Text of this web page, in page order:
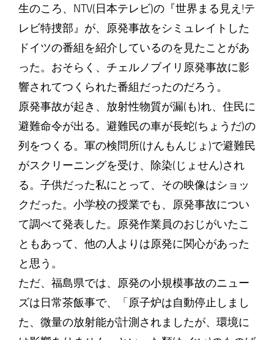
生のころ、NTV(日本テレビ)の『世界まる見え!テ
レビ特捜部』が、原発事故をシミュレイトした
ドイツの番組を紹介しているのを見たことがあ
った。おそらく、チェルノブイリ原発事故に影
響されてつくられた番組だったのだろう。
原発事故が起き、放射性物質が漏(も)れ、住民に
避難命令が出る。避難民の車が長蛇(ちょうだ)の
列をつくる。軍の検問所(けんもんじょ)で避難民
がスクリーニングを受け、除染(じょせん)され
る。子供だった私にとって、その映像はショッ
クだった。小学校の授業でも、原発事故につい
て調べて発表した。原発作業員のおじがいたこ
ともあって、他の人よりは原発に関心があった
と思う。
ただ、福島県では、原発の小規模事故のニュー
ズは日常茶飯事で、「原子炉は自動停止しまし
た、微量の放射能が計測されましたが、環境に